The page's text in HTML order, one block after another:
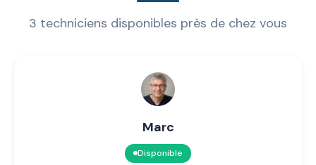
3 techniciens disponibles près de chez vous
Marc
Disponible